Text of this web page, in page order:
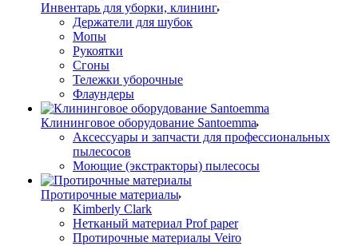
Инвентарь для уборки, клининг
Держатели для шубок
Мопы
Рукоятки
Сгоны
Тележки уборочные
Флаундеры
Клининговое оборудование Santoemma
Аксессуары и запчасти для профессиональных
пылесосов
Моющие (экстракторы) пылесосы
Протирочные материалы
Kimberly Clark
Нетканый материал Prof paper
Протирочные материалы Veiro